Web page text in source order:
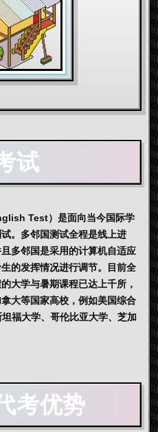
试
Test）是面向当今国际学
。多邻国测试全程是线上进
多邻国是采用的计算机自适应
的发挥情况进行调节。目前全
大学与暑期课程已达上千所，
大等国家高校，例如美国综合
福大学、哥伦比亚大学、芝加
考优势